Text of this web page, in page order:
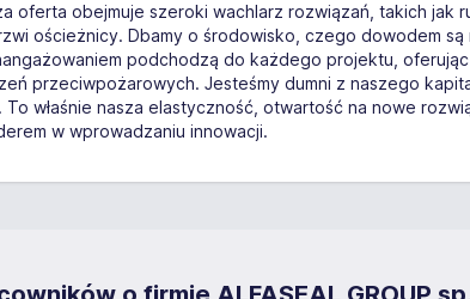
oferta obejmuje szeroki wachlarz rozwiązań, takich
ościeżnicy. Dbamy o środowisko, czego dowodem są
podchodzą do każdego projektu,
przeciwpożarowych. Jesteśmy dumni z naszego
To właśnie nasza elastyczność, otwartość na nowe
w wprowadzaniu innowacji.